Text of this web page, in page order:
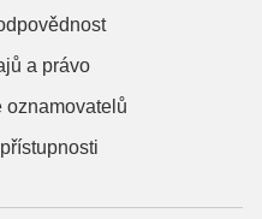
a právo
oznamovatelů